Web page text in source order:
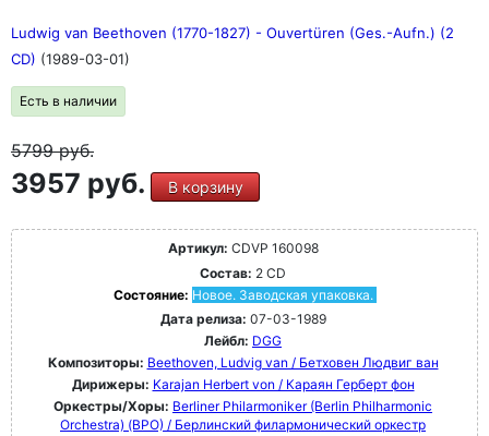
Ludwig van Beethoven (1770-1827) - Ouvertüren (Ges.-Aufn.) (2
CD) (1989-03-01)
Есть в наличии
5799руб.
3957 руб. В корзину
Артикул: CDVP 160098
Состав: 2 CD
Состояние: Новое. Заводская упаковка.
Дата релиза: 07-03-1989
Лейбл: DGG
Композиторы: Beethoven, Ludvig van / Бетховен Людвиг ван
Дирижеры: Karajan Herbert von / Караян Герберт фон
Оркестры/Хоры: Berliner Philarmoniker (Berlin Philharmonic
Orchestra) (BPO) / Берлинский филармонический оркестр